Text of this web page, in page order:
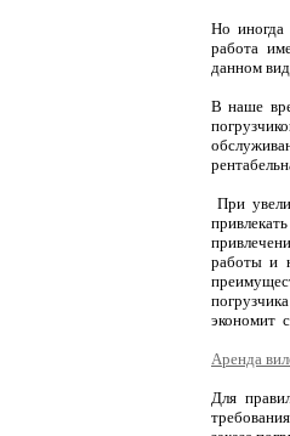
Но иногда
работа
данном
В наше
При
работы и
экономит
Аренда
Для